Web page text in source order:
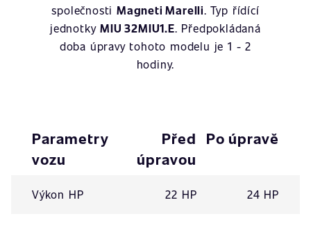
společnosti Magneti Marelli. Typ řídící
jednotkyMIU 32MIU1.E. Předpokládaná
doba úpravy tohoto modelu je 1 - 2
hodiny.
Parametry
vozu
Před
úpravou
Po úpravě
Výkon HP 22 HP 24 HP